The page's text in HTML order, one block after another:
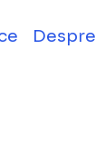
Despre